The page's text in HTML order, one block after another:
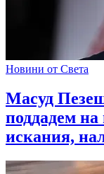
Новини от Света
Масуд
поддадем
искания,